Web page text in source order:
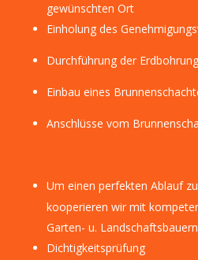
gewünschten Ort
Einholung des
Durchführung der Erdbohrung
Einbau eines
Anschlüsse vom
Um einen perfekten Ablauf
kooperieren wir mit
Garten- u. Landschaftsbauern
Dichtigkeitsprüfung